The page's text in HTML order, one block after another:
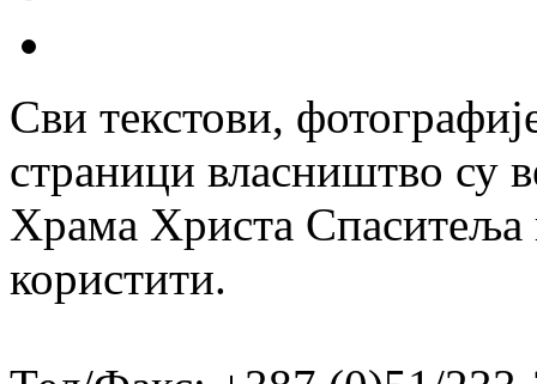
Сви текстови,
страници власништво су
Храма Христа Спаситеља
користити.